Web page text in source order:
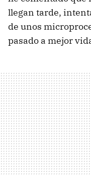
llegan tarde,
de unos
pasado a mejor